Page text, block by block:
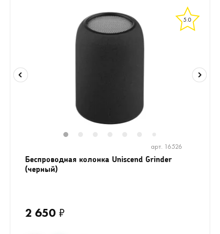
5.0
арт. 16526
Беспроводная колонка Uniscend Grinder
(черный)
2 650 ₽